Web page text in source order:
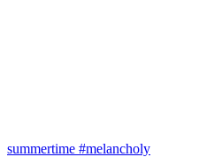
summertime #melancholy